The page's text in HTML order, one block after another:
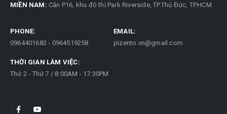
MIỀN NAM: Căn P16, khu đô thị Park Riverside, TP.Thủ Đức, TP.HCM
PHONE:
0964401682 - 0964519258
EMAIL:
pizento.vn@gmail.com
THỜI GIAN LÀM VIỆC:
Thứ 2 - Thứ 7 / 8:00AM - 17:30PM